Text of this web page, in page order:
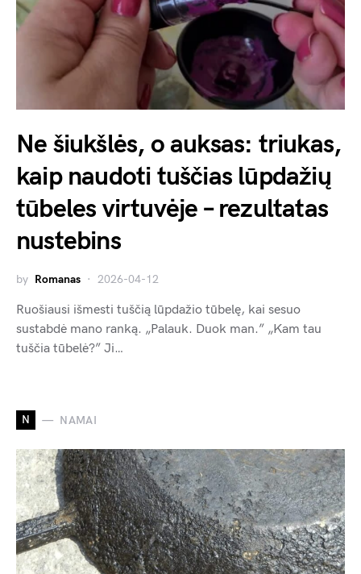
Ne šiukšlės, o auksas: triukas,
kaip naudoti tuščias lūpdažių
tūbeles virtuvėje – rezultatas
nustebins
by Romanas 2026-04-12
Ruošiausi išmesti tuščią lūpdažio tūbelę, kai sesuo
sustabdė mano ranką. „Palauk. Duok man.” „Kam tau
tuščia tūbelė?” Ji…
N NAMAI